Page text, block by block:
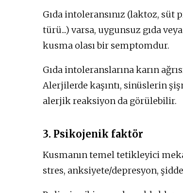
Gıda intoleransınız (laktoz, süt
türü...) varsa, uygunsuz gıda
kusma olası bir semptomdur.
Gıda intoleranslarına karın
Alerjilerde kaşıntı, sinüslerin
alerjik reaksiyon da görülebilir.
3. Psikojenik faktör
Kusmanın temel tetikleyici
stres, anksiyete/depresyon,